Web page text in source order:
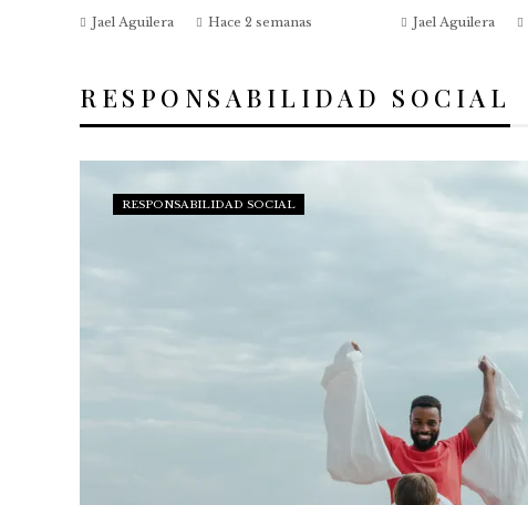
Jael Aguilera Hace 2 semanas Jael Aguilera
RESPONSABILIDAD SOCIAL
RESPONSABILIDAD SOCIAL